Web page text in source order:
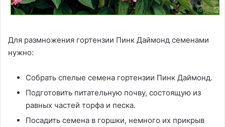
Для размножения гортензии Пинк Даймонд семенами
нужно:
Собрать спелые семена гортензии Пинк Даймонд.
Подготовить питательную почву, состоящую из
равных частей торфа и песка.
Посадить семена в горшки, немного их прикрыв